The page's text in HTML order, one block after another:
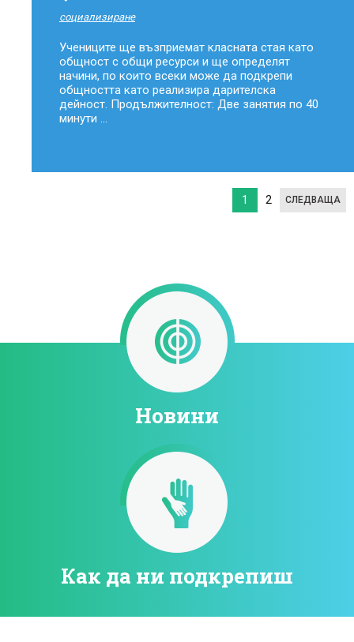
социализиране
Учениците ще възприемат класната стая като
общност с общи ресурси и ще определят
начини, по които всеки може да подкрепи
общността като реализира дарителска
дейност. Продължителност: Две занятия по 40
минути ...
1 2 СЛЕДВАЩА
Новини
Как да ни подкрепиш